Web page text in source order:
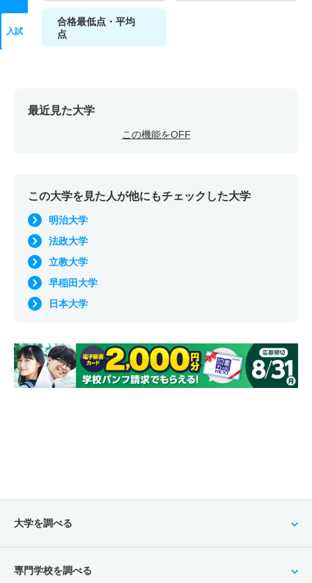
入試
合格最低点・平均
点
最近見た大学
この機能をOFF
この大学を見た人が他にもチェックした大学
明治大学
法政大学
立教大学
早稲田大学
日本大学
大学を調べる
専門学校を調べる